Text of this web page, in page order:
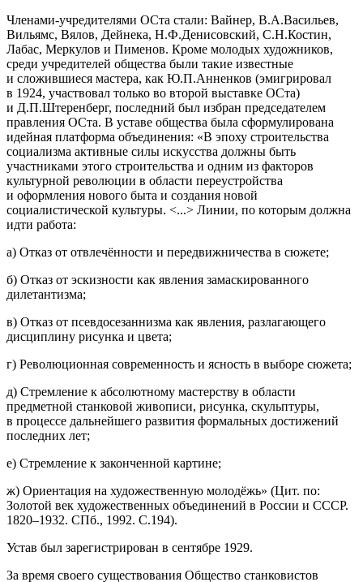
Членами-учредителями ОСта стали: Вайнер, В.А.Васильев,
Вильямс, Вялов, Дейнека, Н.Ф.Денисовский, С.Н.Костин,
Лабас, Меркулов и Пименов. Кроме молодых художников,
среди учредителей общества были такие известные
и сложившиеся мастера, как Ю.П.Анненков (эмигрировал
в 1924, участвовал только во второй выставке ОСта)
и Д.П.Штеренберг, последний был избран председателем
правления ОСта. В уставе общества была сформулирована
идейная платформа объединения: «В эпоху строительства
социализма активные силы искусства должны быть
участниками этого строительства и одним из факторов
культурной революции в области пере­устройства
и оформления нового быта и создания новой
социалистической культуры. <...> Линии, по которым должна
идти работа:
а) Отказ от отвлечённости и передвижничества в сюжете;
б) Отказ от эскизности как явления замаскированного
дилетантизма;
в) Отказ от псевдосезаннизма как явления, разлагающего
дисциплину рисунка и цвета;
г) Революционная современность и ясность в выборе сюжета;
д) Стремление к абсолютному мастерству в области
предметной станковой живописи, рисунка, скульптуры,
в процессе дальнейшего развития формальных достижений
последних лет;
е) Стремление к законченной картине;
ж) Ориентация на художественную молодёжь» (Цит. по:
Золотой век художественных объединений в России и СССР.
1820–1932. СПб., 1992. С.194).
Устав был зарегистрирован в сентябре 1929.
За время своего существования Общество станковистов